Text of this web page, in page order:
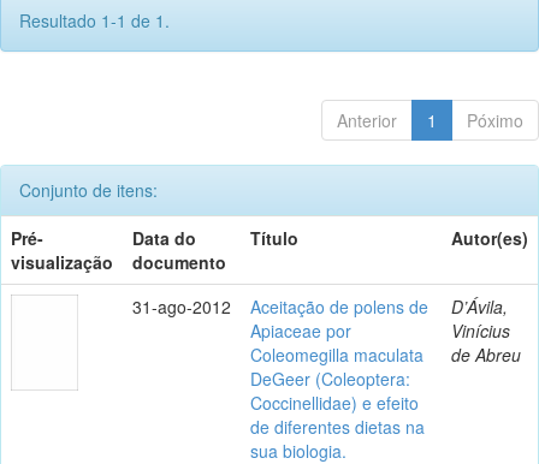
Resultado 1-1 de 1.
Anterior 1 Póximo
Conjunto de itens:
Pré-
visualização
Data do
documento
Título Autor(es)
31-ago-2012
Aceitação de polens de
Apiaceae por
Coleomegilla maculata
DeGeer (Coleoptera:
Coccinellidae) e efeito
de diferentes dietas na
sua biologia.
D’Ávila,
Vinícius
de Abreu